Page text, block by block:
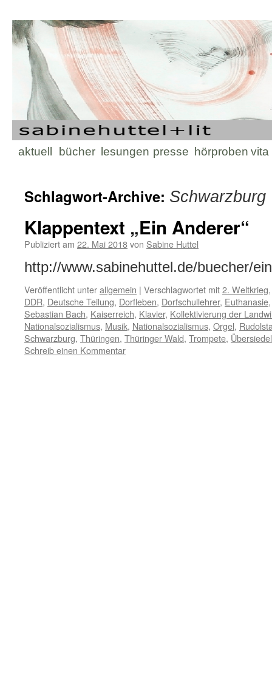
Zum
springen
aktuell bücher lesungen presse hörproben vita
Schlagwort-Archive: Schwarzburg
Klappentext „Ein Anderer“
Publiziert am 22. Mai 2018von Sabine Huttel
http://www.sabinehuttel.de/buecher/
Veröffentlicht unterallgemein | Verschlagwortet mit2. Weltkrieg
DDR, Deutsche Teilung, Dorfleben, Dorfschullehrer, Euthanasie
Sebastian Bach, Kaiserreich, Klavier, Kollektivierung der
Nationalsozialismus, Musik, Nationalsozialismus, Orgel,
Schwarzburg, Thüringen, Thüringer Wald, Trompete,
Schreib einen Kommentar